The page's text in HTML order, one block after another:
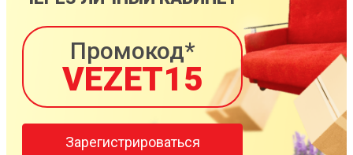
Промокод*
VEZET15
Зарегистрироваться